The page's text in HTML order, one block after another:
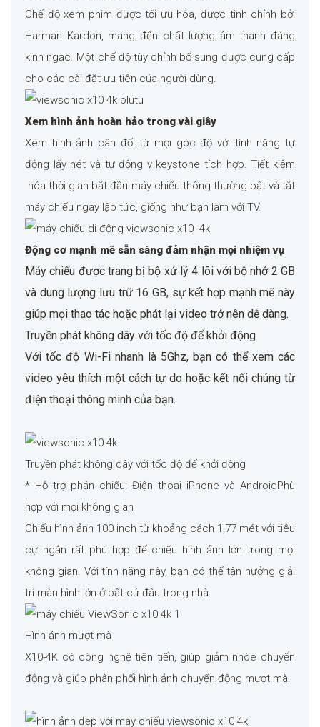
Chế độ xem phim được tối ưu hóa, được tinh chỉnh bởi
Harman Kardon, mang đến chất lượng âm thanh đáng
kinh ngạc. Một chế độ tùy chỉnh bổ sung được cung cấp
cho các cài đặt ưu tiên của người dùng.
Xem hình ảnh hoàn hảo trong vài giây
Xem hình ảnh cân đối từ mọi góc độ với tính năng tự
động lấy nét và tự động v keystone tích hợp. Tiết kiệm
hóa thời gian bắt đầu máy chiếu thông thường bật và tắt
máy chiếu ngay lập tức, giống như bạn làm với TV.
Động cơ mạnh mẽ sẵn sàng đảm nhận mọi nhiệm vụ
Máy chiếu được trang bị bộ xử lý 4 lõi với bộ nhớ 2 GB
và dung lượng lưu trữ 16 GB, sự kết hợp mạnh mẽ này
giúp mọi thao tác hoặc phát lại video trở nên dễ dàng.
Truyền phát không dây với tốc độ để khởi động
Với tốc độ Wi-Fi nhanh là 5Ghz, bạn có thể xem các
video yêu thích một cách tự do hoặc kết nối chúng từ
điện thoại thông minh của bạn.
Truyền phát không dây với tốc độ để khởi động
* Hỗ trợ phản chiếu: Điện thoại iPhone và AndroidPhù
hợp với mọi không gian
Chiếu hình ảnh 100 inch từ khoảng cách 1,77 mét với tiêu
cự ngắn rất phù hợp để chiếu hình ảnh lớn trong mọi
không gian. Với tính năng này, bạn có thể tận hưởng giải
trí màn hình lớn ở bất cứ đâu trong nhà.
Hình ảnh mượt mà
X10-4K có công nghệ tiên tiến, giúp giảm nhòe chuyển
động và giúp phân phối hình ảnh chuyển động mượt mà.